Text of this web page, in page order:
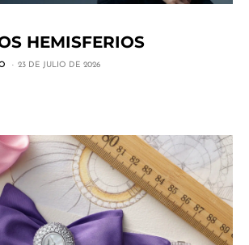
HEMISFERIOS
23 DE JULIO DE 2026